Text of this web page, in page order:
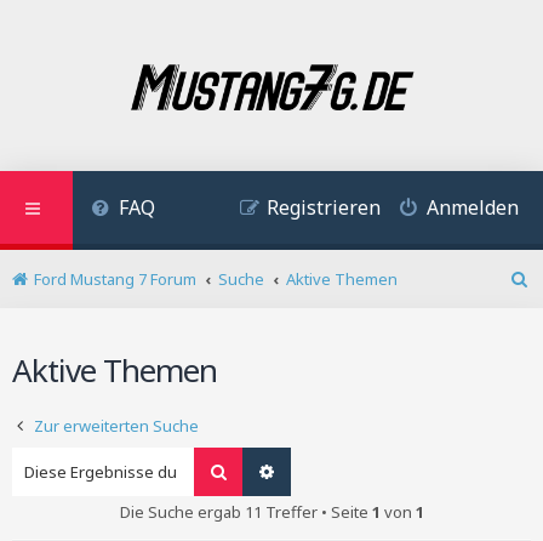
FAQ Anmelden
Registrieren
Ford Mustang 7 Forum Suche
Aktive Themen
Aktive Themen
Zur erweiterten Suche
Suche
Die Suche ergab 11 Treffer • Seite 1 von 1